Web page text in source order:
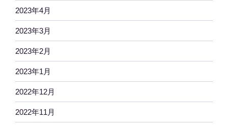
2023年4月
2023年3月
2023年2月
2023年1月
2022年12月
2022年11月